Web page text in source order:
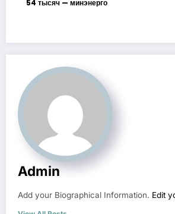
54 тысяч — минэнерго
Admin
Add your Biographical Information. Edit